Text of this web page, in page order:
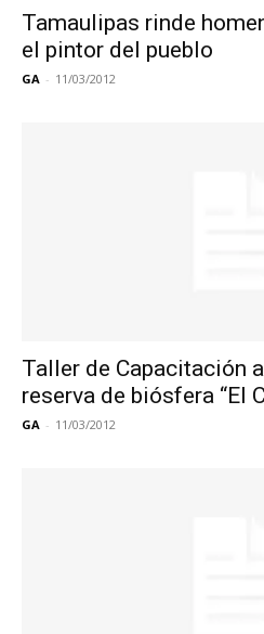
Tamaulipas rinde
el pintor del pueblo
GA - 11/03/2012
Taller de Capacitación
reserva de biósfera “El
GA - 11/03/2012